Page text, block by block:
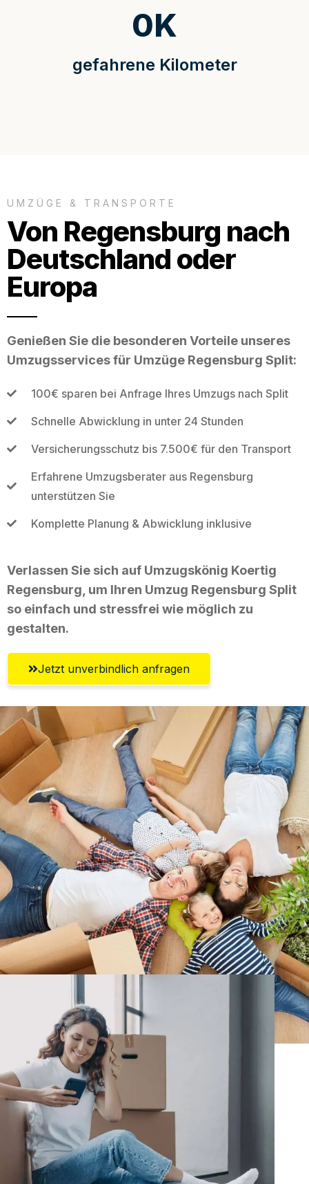
gefahrene Kilometer
0K
UMZÜGE & TRANSPORTE
Von Regensburg nach
Deutschland oder
Europa
Genießen Sie die besonderen Vorteile unseres
Umzugsservices für Umzüge Regensburg Split:
100€ sparen bei Anfrage Ihres Umzugs nach Split
Schnelle Abwicklung in unter 24 Stunden
Versicherungsschutz bis 7.500€ für den Transport
Erfahrene Umzugsberater aus Regensburg
unterstützen Sie
Komplette Planung & Abwicklung inklusive
Verlassen Sie sich auf Umzugskönig Koertig
Regensburg, um Ihren Umzug Regensburg Split
so einfach und stressfrei wie möglich zu
gestalten.
Jetzt unverbindlich anfragen